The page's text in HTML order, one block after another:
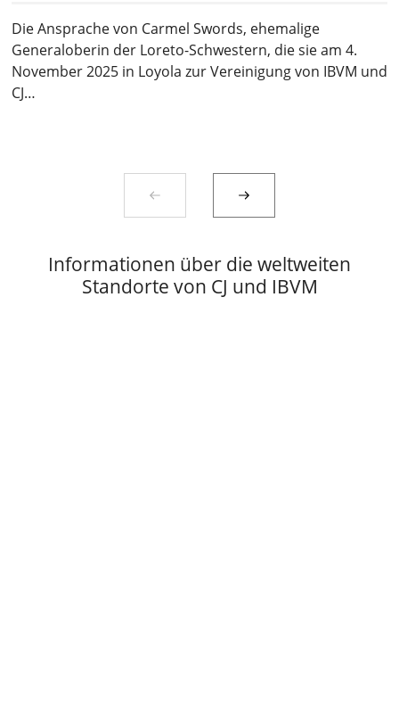
Die Ansprache von Carmel Swords, ehemalige
Generaloberin der Loreto-Schwestern, die sie am 4.
November 2025 in Loyola zur Vereinigung von IBVM und
CJ…
Informationen über die weltweiten
Standorte von CJ und IBVM